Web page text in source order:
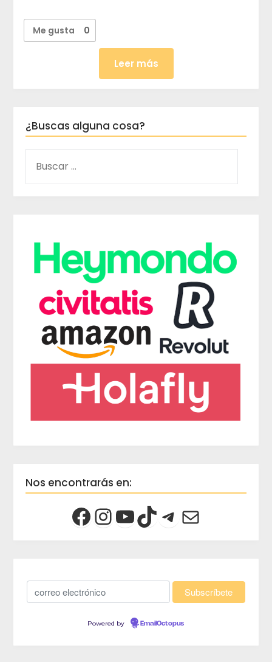
Me gusta 0
Leer más
¿Buscas alguna cosa?
Nos encontrarás en:
Powered by EmailOctopus